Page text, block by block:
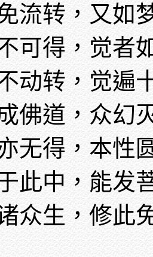
流转，又如
可得，觉者
动转，觉遍
佛道，众幻
无得，本性
此中，能发
众生，修此